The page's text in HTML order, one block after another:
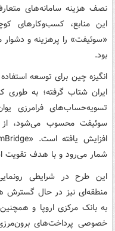
نصف هزینه سامانه‌های
این منابع، کسب‌وکارهای
بود.
انگیزه چین برای توسعه
ایران شتاب گرفته؛ به طوری
سوئیفت محسوب می‌شود، از
شمار می‌رود و با هدف تقویت
این طرح در شرایطی
به بانک مرکزی اروپا و